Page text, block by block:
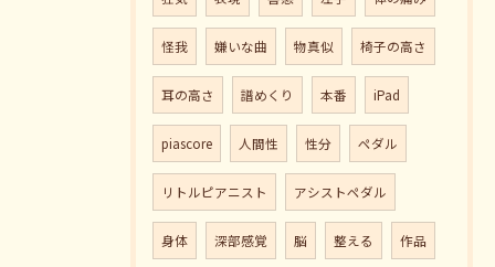
怪我 嫌いな曲 物真似 椅子の高さ
耳の高さ 譜めくり 本番 iPad
piascore 人間性 性分 ペダル
リトルピアニスト アシストペダル
身体 深部感覚 脳 整える 作品